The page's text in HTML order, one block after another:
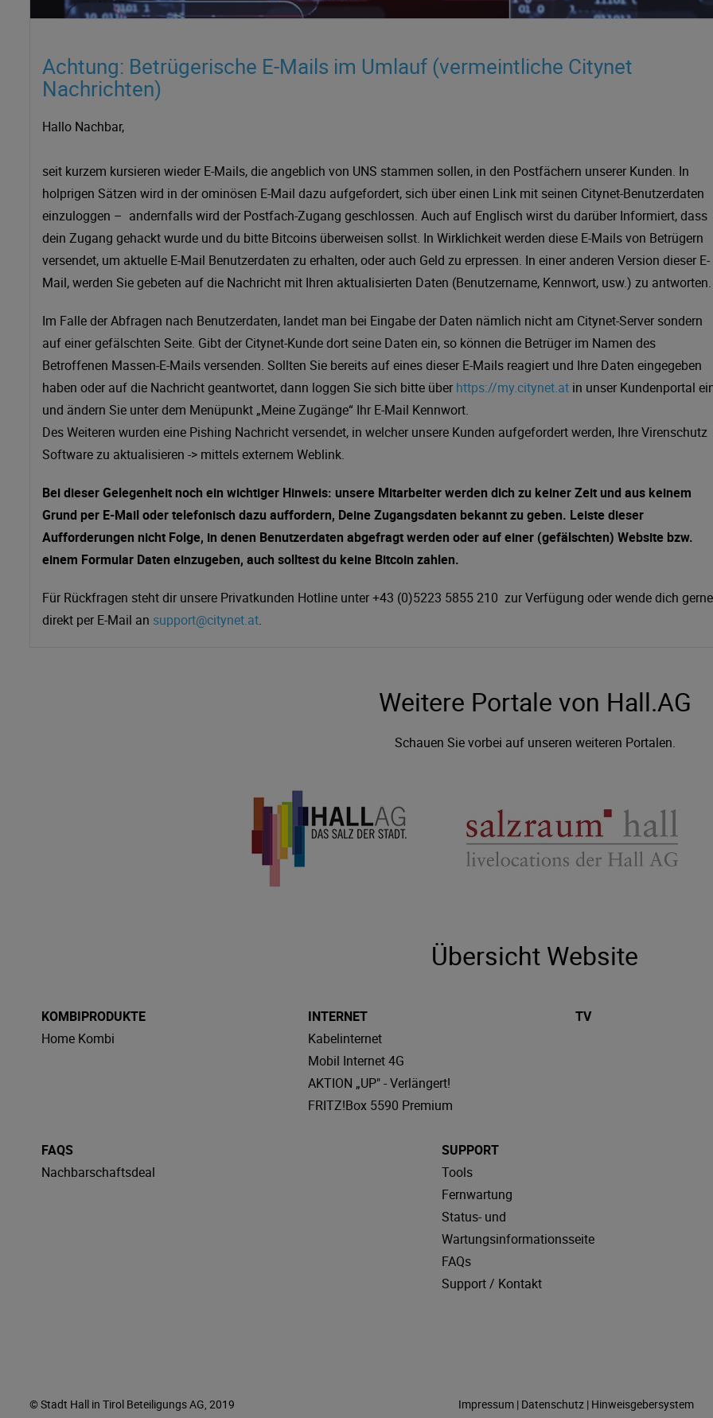
Achtung: Betrügerische E-Mails im Umlauf (vermeintliche Citynet
Nachrichten)
Hallo Nachbar,
seit kurzem kursieren wieder E-Mails, die angeblich von UNS stammen sollen, in den Postfächern unserer Kunden. In
holprigen Sätzen wird in der ominösen E-Mail dazu aufgefordert, sich über einen Link mit seinen Citynet-Benutzerdaten
einzuloggen – andernfalls wird der Postfach-Zugang geschlossen. Auch auf Englisch wirst du darüber Informiert, dass
dein Zugang gehackt wurde und du bitte Bitcoins überweisen sollst. In Wirklichkeit werden diese E-Mails von Betrügern
versendet, um aktuelle E-Mail Benutzerdaten zu erhalten, oder auch Geld zu erpressen. In einer anderen Version dieser E-
Mail, werden Sie gebeten auf die Nachricht mit Ihren aktualisierten Daten (Benutzername, Kennwort, usw.) zu antworten.
Im Falle der Abfragen nach Benutzerdaten, landet man bei Eingabe der Daten nämlich nicht am Citynet-Server sondern
auf einer gefälschten Seite. Gibt der Citynet-Kunde dort seine Daten ein, so können die Betrüger im Namen des
Betroffenen Massen-E-Mails versenden. Sollten Sie bereits auf eines dieser E-Mails reagiert und Ihre Daten eingegeben
haben oder auf die Nachricht geantwortet, dann loggen Sie sich bitte überhttps://my.citynet.at in unser Kundenportal
und ändern Sie unter dem Menüpunkt „Meine Zugänge“ Ihr E-Mail Kennwort.
Des Weiteren wurden eine Pishing Nachricht versendet, in welcher unsere Kunden aufgefordert werden, Ihre Virenschutz
Software zu aktualisieren -> mittels externem Weblink.
Bei dieser Gelegenheit noch ein wichtiger Hinweis: unsere Mitarbeiter werden dich zu keiner Zeit und aus keinem
Grund per E-Mail oder telefonisch dazu auffordern, Deine Zugangsdaten bekannt zu geben. Leiste dieser
Aufforderungen nicht Folge, in denen Benutzerdaten abgefragt werden oder auf einer (gefälschten) Website bzw.
einem Formular Daten einzugeben, auch solltest du keine Bitcoin zahlen.
Für Rückfragen steht dir unsere Privatkunden Hotline unter +43 (0)5223 5855 210 zur Verfügung oder wende dich gerne
direkt per E-Mail an support@citynet.at.
Weitere Portale von Hall.AG
Schauen Sie vorbei auf unseren weiteren Portalen.
Übersicht Website
KOMBIPRODUKTE
Home Kombi
INTERNET
Kabelinternet
Mobil Internet 4G
AKTION „UP" - Verlängert!
FRITZ!Box 5590 Premium
TV
FAQS
Nachbarschaftsdeal
SUPPORT
Tools
Fernwartung
Status- und
Wartungsinformationsseite
FAQs
Support / Kontakt
© Stadt Hall in Tirol Beteiligungs AG, 2019 Impressum| Datenschutz| Hinweisgebersystem